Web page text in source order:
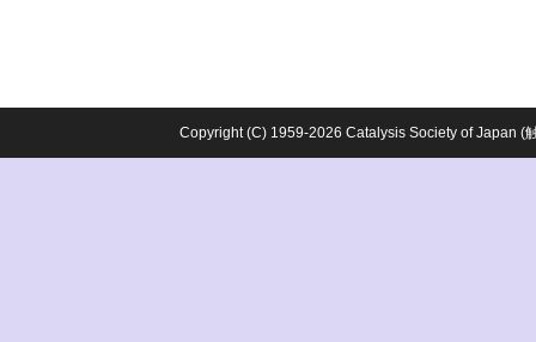
Copyright (C) 1959-2026 Catalysis Society of Japan (